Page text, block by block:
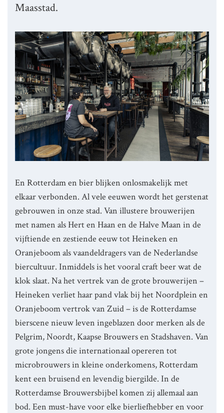
Maasstad.
En Rotterdam en bier blijken onlosmakelijk met
elkaar verbonden. Al vele eeuwen wordt het gerstenat
gebrouwen in onze stad. Van illustere brouwerijen
met namen als Hert en Haan en de Halve Maan in de
vijftiende en zestiende eeuw tot Heineken en
Oranjeboom als vaandeldragers van de Nederlandse
biercultuur. Inmiddels is het vooral craft beer wat de
klok slaat. Na het vertrek van de grote brouwerijen –
Heineken verliet haar pand vlak bij het Noordplein en
Oranjeboom vertrok van Zuid – is de Rotterdamse
bierscene nieuw leven ingeblazen door merken als de
Pelgrim, Noordt, Kaapse Brouwers en Stadshaven. Van
grote jongens die internationaal opereren tot
microbrouwers in kleine onderkomens, Rotterdam
kent een bruisend en levendig biergilde. In de
Rotterdamse Brouwersbijbel komen zij allemaal aan
bod. Een must-have voor elke bierliefhebber en voor